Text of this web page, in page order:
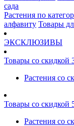
сада
Растения по
алфавиту Товары
ЭКСКЛЮЗИВЫ
Товары со скидкой
Растения со
Товары со скидкой
Растения со